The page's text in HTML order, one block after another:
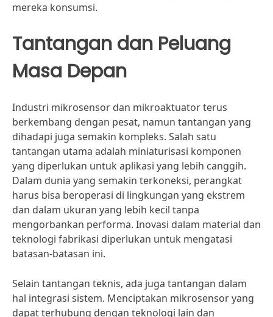
mereka konsumsi.
Tantangan dan Peluang
Masa Depan
Industri mikrosensor dan mikroaktuator terus
berkembang dengan pesat, namun tantangan yang
dihadapi juga semakin kompleks. Salah satu
tantangan utama adalah miniaturisasi komponen
yang diperlukan untuk aplikasi yang lebih canggih.
Dalam dunia yang semakin terkoneksi, perangkat
harus bisa beroperasi di lingkungan yang ekstrem
dan dalam ukuran yang lebih kecil tanpa
mengorbankan performa. Inovasi dalam material dan
teknologi fabrikasi diperlukan untuk mengatasi
batasan-batasan ini.
Selain tantangan teknis, ada juga tantangan dalam
hal integrasi sistem. Menciptakan mikrosensor yang
dapat terhubung dengan teknologi lain dan